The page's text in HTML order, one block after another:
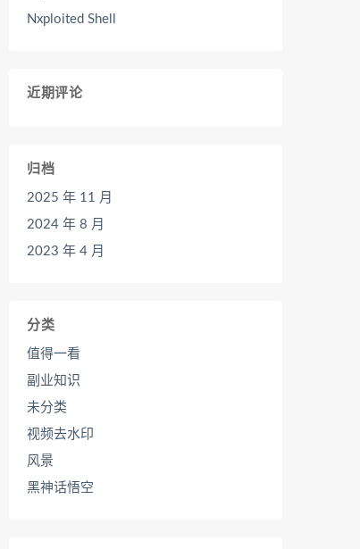
Nxploited Shell
近期评论
归档
2025 年 11 月
2024 年 8 月
2023 年 4 月
分类
值得一看
副业知识
未分类
视频去水印
风景
黑神话悟空